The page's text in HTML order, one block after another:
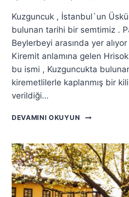
Kuzguncuk , İstanbul`un
bulunan tarihi bir semtimiz .
Beylerbeyi arasında yer alıyor
Kiremit anlamına gelen
bu ismi , Kuzguncukta bulunan
kiremetlilerle kaplanmış bir
verildiği…
DEVAMINI OKUYUN